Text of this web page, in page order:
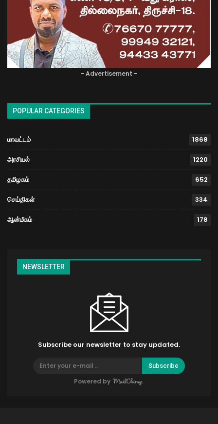
- Advertisement -
POPULAR CATEGORIES
மாவட்டம் 1868
அரசியல் 1220
தமிழகம் 652
செய்திகள் 334
ஆன்மீகம் 178
NEWSLETTER
Subscribe our newsletter to stay updated.
Subscribe
Powered by